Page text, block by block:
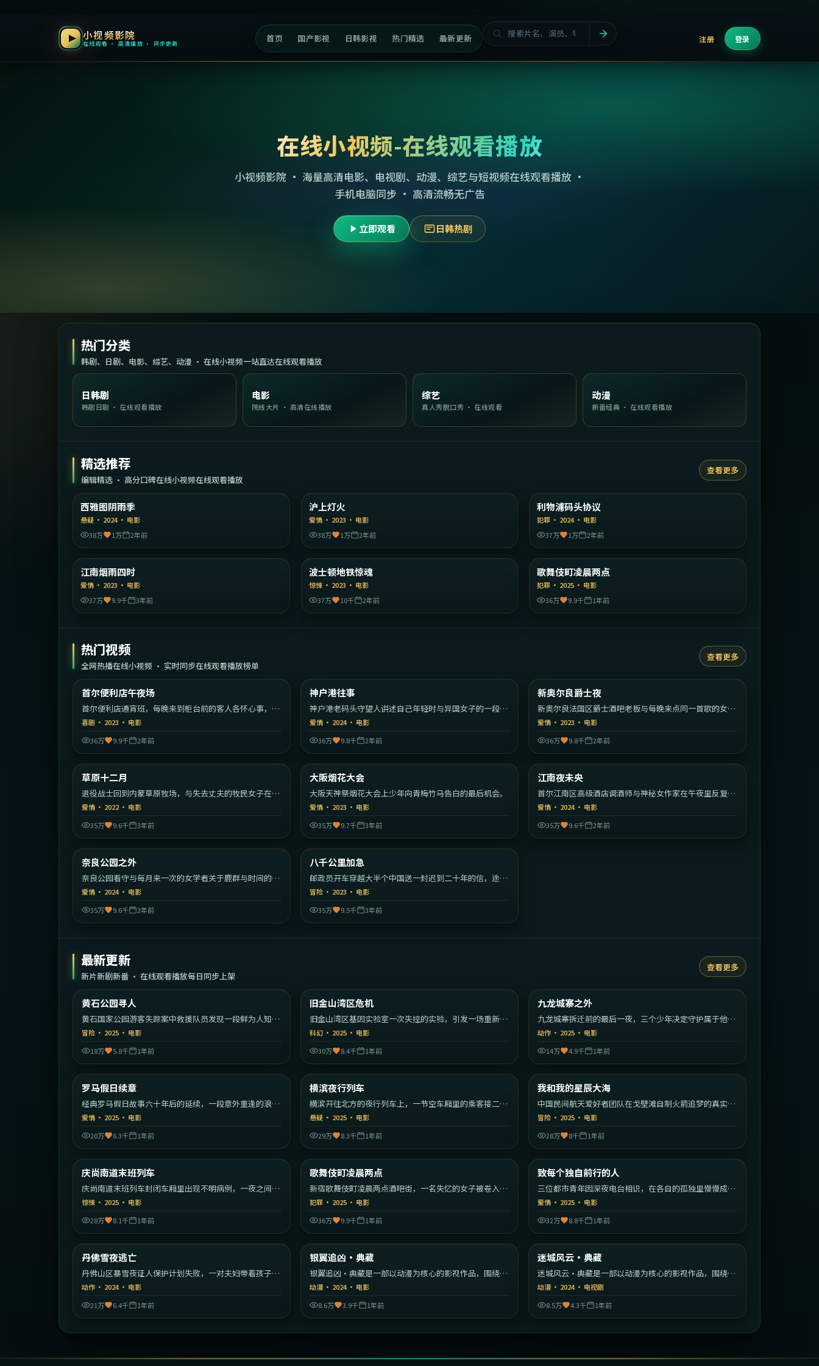
小视频影院
在线观看 · 高清播放 · 同步更新 首页 国产影视 日韩影视 热门精选 最新更新 注册 登录
在线小视频-在线观看播放
小视频影院 · 海量高清电影、电视剧、动漫、综艺与短视频在线观看播放 ·
手机电脑同步 · 高清流畅无广告
立即观看 日韩热剧
热门分类
韩剧、日剧、电影、综艺、动漫 · 在线小视频一站直达在线观看播放
日韩剧
韩剧日剧 · 在线观看播放
电影
院线大片 · 高清在线播放
综艺
真人秀脱口秀 · 在线观看
动漫
新番经典 · 在线观看播放
精选推荐
编辑精选 · 高分口碑在线小视频在线观看播放
查看更多
精选
西雅图阴雨季
悬疑· 2024· 电影
38万
1万 2年前
精选
沪上灯火
爱情· 2023 · 电影
38万
1万 2年前
精选
2:12:43
利物浦码头协议
犯罪 · 2024· 电影
37万
1万 2年前
精选
江南烟雨四时
爱情· 2023 · 电影
37万
9.9千 3年前
精选
波士顿地铁惊魂
惊悚· 2023 · 电影
37万
10千 2年前
精选
歌舞伎町凌晨两点
犯罪 · 2025 · 电影
36万
9.9千 1年前
热门视频
全网热播在线小视频 · 实时同步在线观看播放榜单
查看更多
热门
1:42:12
首尔便利店午夜场
首尔便利店通宵班，每晚来到柜台前的客人各怀心事，店
长见证人间百态。
喜剧 · 2023 · 电影
36万
9.9千 2年前
热门
神户港往事
神户港老码头守望人讲述自己年轻时与异国女子的一段往
事。
爱情· 2024· 电影
36万
9.8千 2年前
热门
2:09:30
新奥尔良爵士夜
新奥尔良法国区爵士酒吧老板与每晚来点同一首歌的女歌
手。
爱情 · 2023 · 电影
36万
9.8千 2年前
热门
1:44:59
草原十二月
退役战士回到内蒙草原牧场，与失去丈夫的牧民女子在风
雪中相互救赎。
爱情· 2022· 电影
35万
9.6千 3年前
热门
1:56:02
大阪烟花大会
大阪天神祭烟花大会上少年向青梅竹马告白的最后机会。
爱情· 2023 · 电影
35万
9.7千 3年前
热门
2:26:24
江南夜未央
首尔江南区高级酒店调酒师与神秘女作家在午夜里反复相
遇的暧昧故事。
爱情 · 2024· 电影
35万
9.6千 2年前
热门
1:55:16
奈良公园之外
奈良公园看守与每月来一次的女学者关于鹿群与时间的安
静对话。
爱情· 2024· 电影
35万
9.6千 2年前
热门
2:17:57
八千公里加急
邮政员开车穿越大半个中国送一封迟到二十年的信，途中
遇见各色旅人。
冒险· 2023 · 电影
35万
9.5千 3年前
最新更新
新片新剧新番 · 在线观看播放每日同步上架
查看更多
最新
黄石公园寻人
黄石国家公园游客失踪案中救援队员发现一段鲜为人知的
家族秘密。
冒险· 2025· 电影
18万
5.8千 1年前
最新
旧金山湾区危机
旧金山湾区基因实验室一次失控的实验，引发一场重新定
义人类的危机。
科幻· 2025· 电影
30万
8.4千 1年前
最新
1:55:26
九龙城寨之外
九龙城寨拆迁前的最后一夜，三个少年决定守护属于他们
的江湖。
动作 · 2025 · 电影
14万
4.9千 1年前
最新
罗马假日续章
经典罗马假日故事六十年后的延续，一段意外重逢的浪漫
旅程。
爱情· 2025· 电影
20万
6.3千 1年前
最新
横滨夜行列车
横滨开往北方的夜行列车上，一节空车厢里的乘客接二连
三消失。
悬疑· 2025· 电影
29万
8.3千 1年前
最新
我和我的星辰大海
中国民间航天爱好者团队在戈壁滩自制火箭追梦的真实改
编故事。
冒险 · 2025 · 电影
28万
8千 1年前
最新
庆尚南道末班列车
庆尚南道末班列车封闭车厢里出现不明病例，一夜之间秩
序崩塌。
惊悚· 2025· 电影
28万
8.1千 1年前
最新
歌舞伎町凌晨两点
新宿歌舞伎町凌晨两点酒吧街，一名失忆的女子被卷入帮
派权力斗争。
犯罪· 2025· 电影
36万
9.9千 1年前
最新
致每个独自前行的人
三位都市青年因深夜电台相识，在各自的孤独里慢慢成为
彼此的灯塔。
爱情 · 2025 · 电影
32万
8.8千 1年前
最新
丹佛雪夜逃亡
丹佛山区暴雪夜证人保护计划失败，一对夫妇带着孩子开
始绝命逃亡。
动作· 2024· 电影
21万
6.4千 1年前
最新
银翼追凶·典藏
银翼追凶·典藏是一部以动漫为核心的影视作品，围绕危
机、反转与人物成长展开，整体节奏紧凑，值得推荐观
看。
动漫· 2024· 电影
8.6万
3.9千 1年前
最新
迷城风云·典藏
迷城风云·典藏是一部以动漫为核心的影视作品，围绕危
机、反转与人物成长展开，整体节奏紧凑，值得推荐观
看。
动漫 · 2024· 电视剧
8.5万
4.3千 1年前